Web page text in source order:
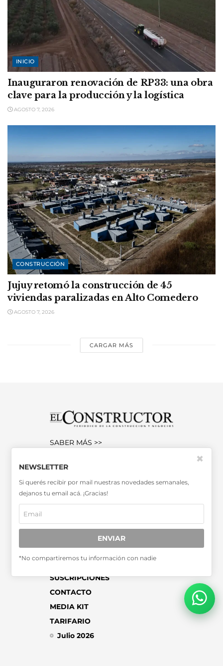
INICIO
Inauguraron renovación de RP33: una obra
clave para la producción y la logística
AGOSTO 7, 2026
CONSTRUCCIÓN
Jujuy retomó la construcción de 45
viviendas paralizadas en Alto Comedero
AGOSTO 7, 2026
CARGAR MÁS
SABER MÁS >>
SUSCRIPCIONES
CONTACTO
MEDIA KIT
TARIFARIO
Julio 2026
NEWSLETTER
Si querés recibir por mail nuestras novedades semanales,
dejanos tu email acá. ¡Gracias!
ENVIAR
*No compartiremos tu información con nadie
✖